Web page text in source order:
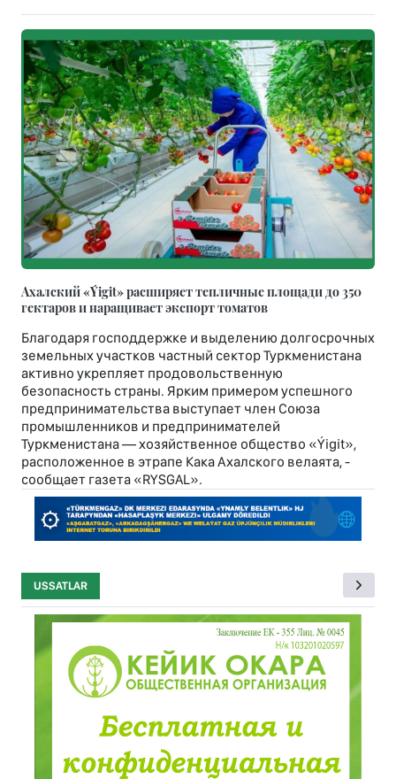
Ахалский «Ýigit» расширяет тепличные площади до 350
гектаров и наращивает экспорт томатов
Благодаря господдержке и выделению долгосрочных
земельных участков частный сектор Туркменистана
активно укрепляет продовольственную
безопасность страны. Ярким примером успешного
предпринимательства выступает член Союза
промышленников и предпринимателей
Туркменистана — хозяйственное общество «Ýigit»,
расположенное в этрапе Кака Ахалского велаята, -
сообщает газета «RYSGAL».
USSATLAR